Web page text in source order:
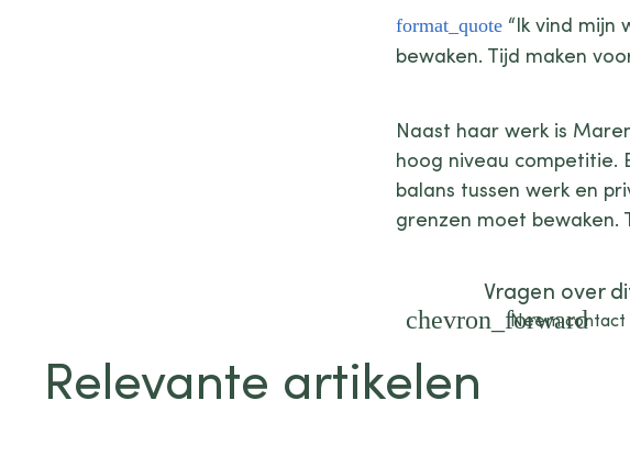
“Ik vind mijn
bewaken. Tijd maken
Naast haar werk is
hoog niveau competitie.
balans tussen werk en
grenzen moet bewaken.
Vragen over
chevron_forward
Neem contact
Relevante artikelen